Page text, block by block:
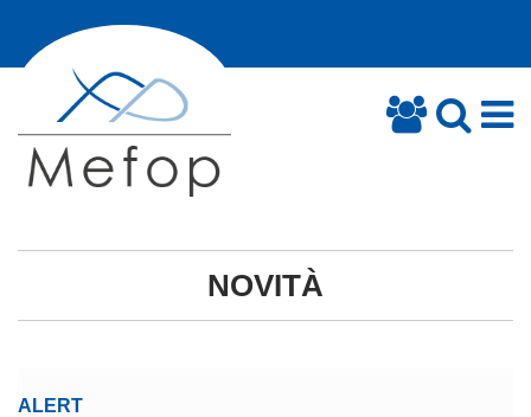
NOVITÀ
ALERT